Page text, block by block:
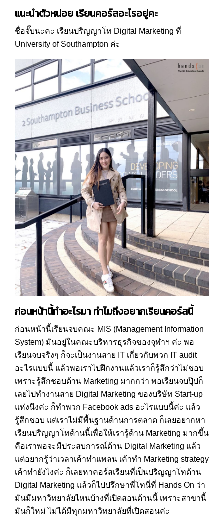
แนะนำตัวหน่อย เรียนคอร์สอะไรอยู่คะ
ชื่อจั๊บนะคะ เรียนปริญญาโท Digital Marketing ที่
University of Southampton ค่ะ
ก่อนหน้านี้ทำอะไรมา ทำไมถึงอยากเรียนคอร์สนี้
ก่อนหน้านี้เรียนจบคณะ MIS (Management Information
System) มันอยู่ในคณะบริหารธุรกิจของจุฬาฯ ค่ะ พอ
เรียนจบจริงๆ ก็จะเป็นงานสาย IT เกี่ยวกับพวก IT audit
อะไรแบบนี้ แล้วพอเราไปฝึกงานแล้วเราก็รู้สึกว่าไม่ชอบ
เพราะรู้สึกชอบด้าน Marketing มากกว่า พอเรียนจบปุ๊ปก็
เลยไปทำงานสาย Digital Marketing ของบริษัท Start-up
แห่งนึงค่ะ ก็ทำพวก Facebook ads อะไรแบบนี้ค่ะ แล้ว
รู้สึกชอบ แต่เราไม่มีพื้นฐานด้านการตลาด ก็เลยอยากหา
เรียนปริญญาโทด้านนี้เพื่อให้เรารู้ด้าน Marketing มากขึ้น
คือเราพอจะมีประสบการณ์ด้าน Digital Marketing แล้ว
แต่อยากรู้ว่าเวลาเค้าทำแพลน เค้าทำ Marketing strategy
เค้าทำยังไงค่ะ ก็เลยหาคอร์สเรียนที่เป็นปริญญาโทด้าน
Digital Marketing แล้วก็ไปปรึกษาพี่โทนี่ที่ Hands On ว่า
มันมีมหาวิทยาลัยไหนบ้างที่เปิดสอนด้านนี้ เพราะสาขานี้
มันก็ใหม่ ไม่ได้มีทุกมหาวิทยาลัยที่เปิดสอนค่ะ